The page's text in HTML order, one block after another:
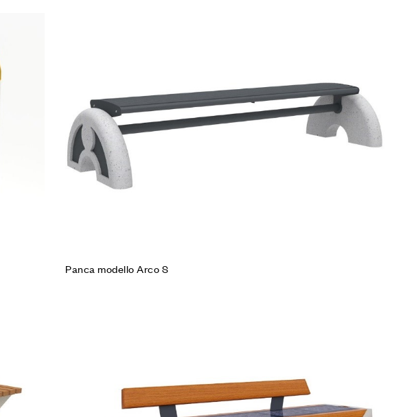
Leggi tutto
Panca modello Arco S
Leggi tutto